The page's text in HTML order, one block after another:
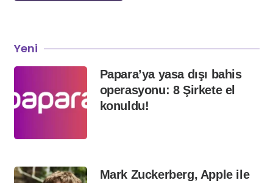
Yeni
Papara’ya yasa dışı bahis
operasyonu: 8 Şirkete el
konuldu!
Mark Zuckerberg, Apple ile